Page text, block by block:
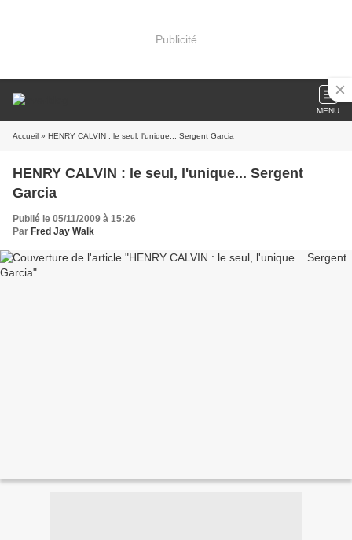
Publicité
MENU
Accueil » HENRY CALVIN : le seul, l'unique... Sergent Garcia
HENRY CALVIN : le seul, l'unique... Sergent
Garcia
Publié le 05/11/2009 à 15:26
Par Fred Jay Walk